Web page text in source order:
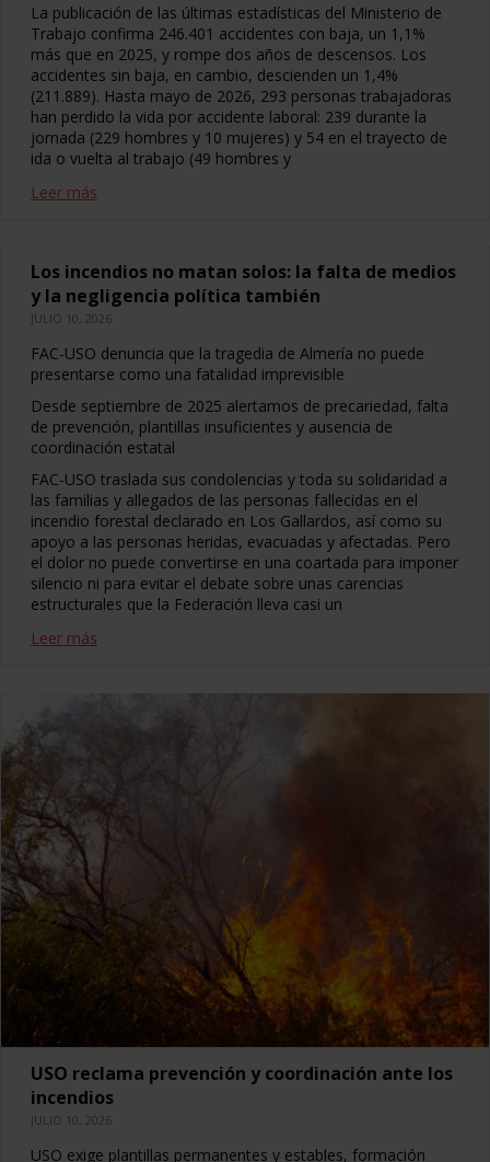
La publicación de las últimas estadísticas del Ministerio de
Trabajo confirma 246.401 accidentes con baja, un 1,1%
más que en 2025, y rompe dos años de descensos. Los
accidentes sin baja, en cambio, descienden un 1,4%
(211.889). Hasta mayo de 2026, 293 personas trabajadoras
han perdido la vida por accidente laboral: 239 durante la
jornada (229 hombres y 10 mujeres) y 54 en el trayecto de
ida o vuelta al trabajo (49 hombres y
Leer más
Los incendios no matan solos: la falta de medios
y la negligencia política también
JULIO 10, 2026
FAC-USO denuncia que la tragedia de Almería no puede
presentarse como una fatalidad imprevisible
Desde septiembre de 2025 alertamos de precariedad, falta
de prevención, plantillas insuficientes y ausencia de
coordinación estatal
FAC-USO traslada sus condolencias y toda su solidaridad a
las familias y allegados de las personas fallecidas en el
incendio forestal declarado en Los Gallardos, así como su
apoyo a las personas heridas, evacuadas y afectadas. Pero
el dolor no puede convertirse en una coartada para imponer
silencio ni para evitar el debate sobre unas carencias
estructurales que la Federación lleva casi un
Leer más
USO reclama prevención y coordinación ante los
incendios
JULIO 10, 2026
USO exige plantillas permanentes y estables, formación